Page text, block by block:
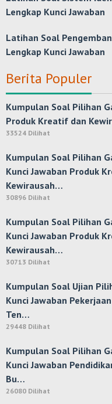
Lengkap Kunci Jawaban
Latihan Soal
Lengkap Kunci Jawaban
Berita Populer
Kumpulan Soal Pilihan
Produk Kreatif dan
33524 Dilihat
Kumpulan Soal Pilihan
Kunci Jawaban Produk
Kewirausah…
30896 Dilihat
Kumpulan Soal Pilihan
Kunci Jawaban Produk
Kewirausah…
30713 Dilihat
Kumpulan Soal Ujian
Kunci Jawaban
Ten…
29448 Dilihat
Kumpulan Soal Pilihan
Kunci Jawaban
Bu…
26080 Dilihat